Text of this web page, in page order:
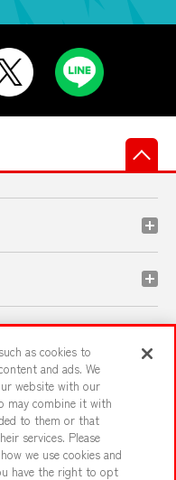
サイトポリシー
as cookies to
and ads. We
website with our
may combine it with
to them or that
services. Please
we use cookies and
have the right to opt